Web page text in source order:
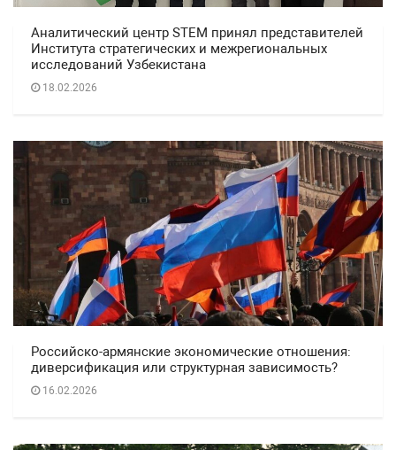
Аналитический центр STEM принял представителей
Института стратегических и межрегиональных
исследований Узбекистана
18.02.2026
Российско-армянские экономические отношения:
диверсификация или структурная зависимость?
16.02.2026